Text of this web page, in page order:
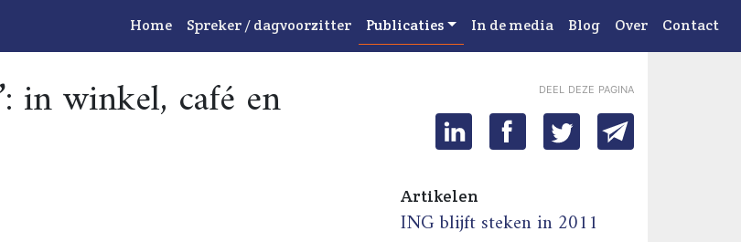
Home Spreker / dagvoorzitter Publicaties In de media Blog Over Contact
in winkel, café en deel deze pagina
Artikelen
ING blijft steken in 2011